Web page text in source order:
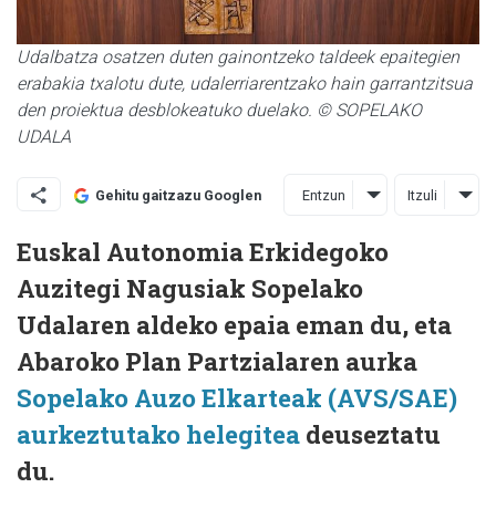
Udalbatza osatzen duten gainontzeko taldeek epaitegien
erabakia txalotu dute, udalerriarentzako hain garrantzitsua
den proiektua desblokeatuko duelako. © SOPELAKO
UDALA
Gehitu gaitzazu Googlen Entzun Itzuli
Euskal Autonomia Erkidegoko
Auzitegi Nagusiak Sopelako
Udalaren aldeko epaia eman du, eta
Abaroko Plan Partzialaren aurka
Sopelako Auzo Elkarteak (AVS/SAE)
aurkeztutako helegitea deuseztatu
du.